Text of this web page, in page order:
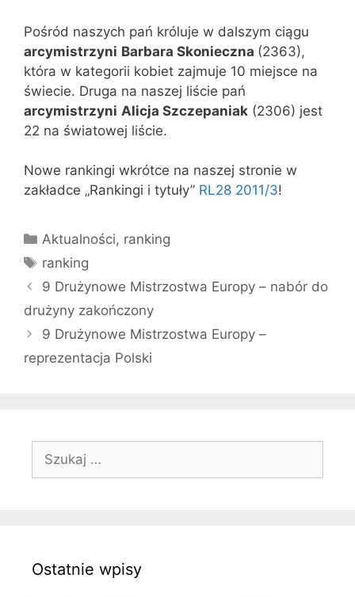
Pośród naszych pań króluje w dalszym ciągu
arcymistrzyni Barbara Skonieczna (2363),
która w kategorii kobiet zajmuje 10 miejsce na
świecie. Druga na naszej liście pań
arcymistrzyni Alicja Szczepaniak (2306) jest
22 na światowej liście.
Nowe rankingi wkrótce na naszej stronie w
zakładce „Rankingi i tytuły” RL28 2011/3!
Kategorie
Aktualności, ranking
Tagi
ranking
9 Drużynowe Mistrzostw​a Europy – nabór do
drużyny zakończony
9 Drużynowe Mistrzostw​a Europy –
reprezentacja Polski
Szukaj:
Ostatnie wpisy